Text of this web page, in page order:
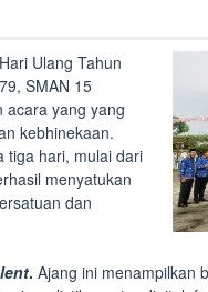
Ulang Tahun
SMAN 15
acara yang yang
kebhinekaan.
tiga hari, mulai dari
menyatukan
dan
. Ajang ini menampilkan